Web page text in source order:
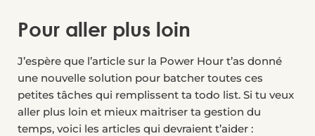
Pour aller plus loin
J’espère que l’article sur la Power Hour t’as donné
une nouvelle solution pour batcher toutes ces
petites tâches qui remplissent ta todo list. Si tu veux
aller plus loin et mieux maitriser ta gestion du
temps, voici les articles qui devraient t’aider :